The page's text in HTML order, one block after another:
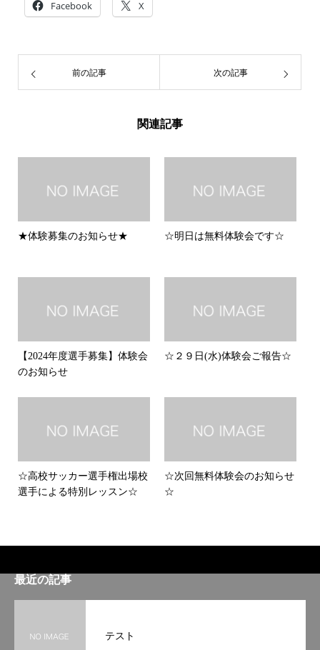
Facebook X
前の記事 次の記事
関連記事
★体験募集のお知らせ★ ☆明日は無料体験会です☆
【2024年度選手募集】体験会
のお知らせ
☆２９日(水)体験会ご報告☆
☆高校サッカー選手権出場校
選手による特別レッスン☆
☆次回無料体験会のお知らせ
☆
最近の記事
テスト